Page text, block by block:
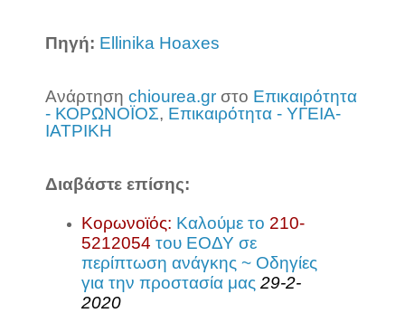
Πηγή: Ellinika Hoaxes
Ανάρτηση chiourea.gr στο Επικαιρότητα
- ΚΟΡΩΝΟΪΟΣ, Επικαιρότητα - ΥΓΕΙΑ-
ΙΑΤΡΙΚΗ
Διαβάστε επίσης:
Κορωνοϊός: Καλούμε το 210-
5212054 του ΕΟΔΥ σε
περίπτωση ανάγκης ~ Οδηγίες
για την προστασία μας 29-2-
2020